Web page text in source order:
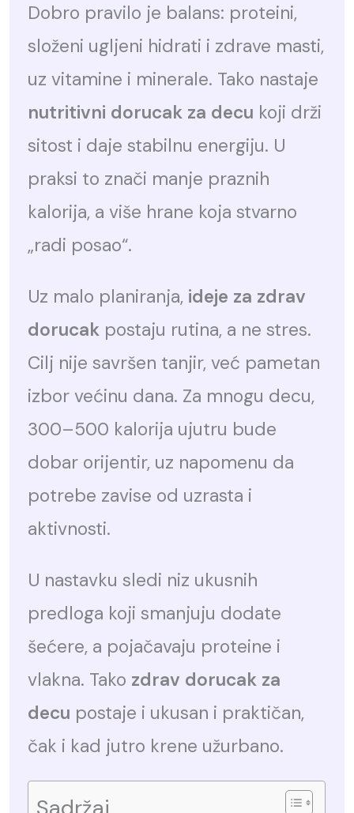
Dobro pravilo je balans: proteini,
složeni ugljeni hidrati i zdrave masti,
uz vitamine i minerale. Tako nastaje
nutritivni dorucak za decu koji drži
sitost i daje stabilnu energiju. U
praksi to znači manje praznih
kalorija, a više hrane koja stvarno
„radi posao“.
Uz malo planiranja, ideje za zdrav
dorucak postaju rutina, a ne stres.
Cilj nije savršen tanjir, već pametan
izbor većinu dana. Za mnogu decu,
300–500 kalorija ujutru bude
dobar orijentir, uz napomenu da
potrebe zavise od uzrasta i
aktivnosti.
U nastavku sledi niz ukusnih
predloga koji smanjuju dodate
šećere, a pojačavaju proteine i
vlakna. Tako zdrav dorucak za
decu postaje i ukusan i praktičan,
čak i kad jutro krene užurbano.